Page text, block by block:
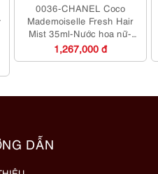
0036-CHANEL Coco
Mademoiselle Fresh Hair
Mist 35ml-Nước hoa nữ-
Chưa sử dụng
1,267,000 đ
DẪN